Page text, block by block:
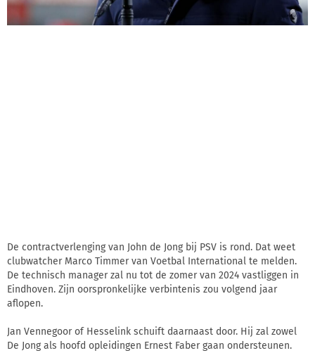
De contractverlenging van John de Jong bij PSV is rond. Dat weet
clubwatcher Marco Timmer van Voetbal International te melden.
De technisch manager zal nu tot de zomer van 2024 vastliggen in
Eindhoven. Zijn oorspronkelijke verbintenis zou volgend jaar
aflopen.
Jan Vennegoor of Hesselink schuift daarnaast door. Hij zal zowel
De Jong als hoofd opleidingen Ernest Faber gaan ondersteunen.